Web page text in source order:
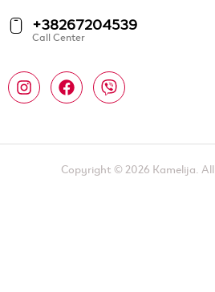
+38267204539
Call Center
Copyright © 2026 Kamelija. All